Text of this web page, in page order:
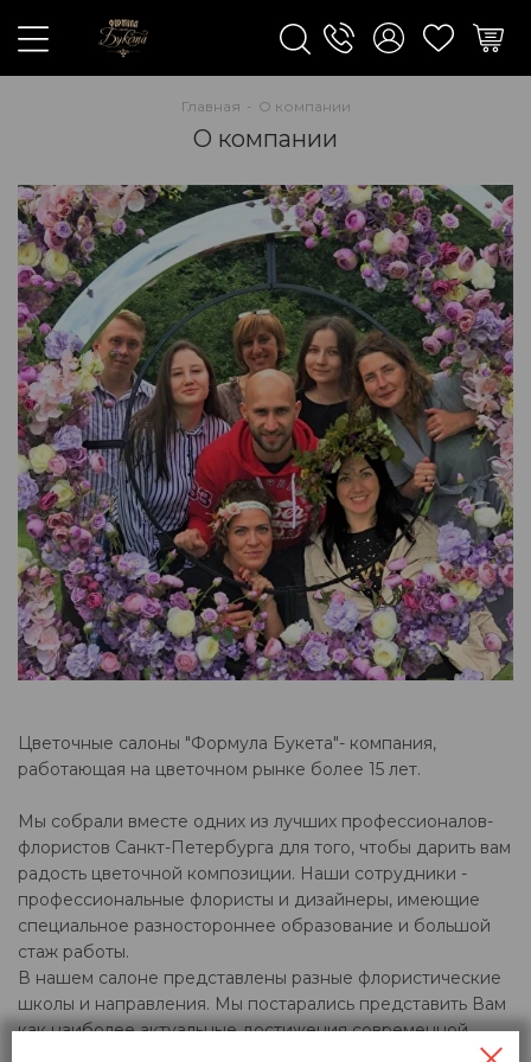
Главная - О компании
О компании
Цветочные салоны "Формула Букета"- компания,
работающая на цветочном рынке более 15 лет.
Мы собрали вместе одних из лучших профессионалов-
флористов Санкт-Петербурга для того, чтобы дарить вам
радость цветочной композиции. Наши сотрудники -
профессиональные флористы и дизайнеры, имеющие
специальное разностороннее образование и большой
стаж работы.
В нашем салоне представлены разные флористические
школы и направления. Мы постарались представить Вам
как наиболее актуальные достижения современной